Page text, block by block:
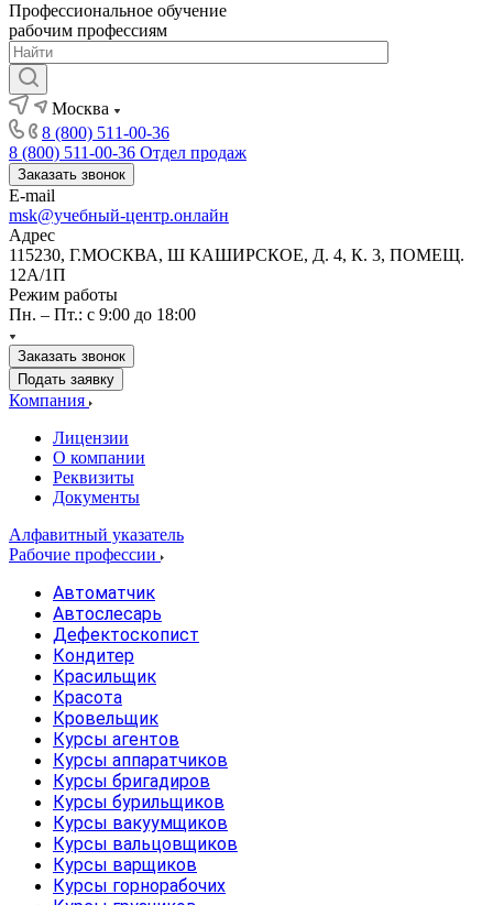
Профессиональное обучение
рабочим профессиям
Москва
8 (800) 511-00-36
8 (800) 511-00-36 Отдел продаж
Заказать звонок
E-mail
msk@учебный-центр.онлайн
Адрес
115230, Г.МОСКВА, Ш КАШИРСКОЕ, Д. 4, К. 3, ПОМЕЩ.
12А/1П
Режим работы
Пн. – Пт.: с 9:00 до 18:00
Заказать звонок
Подать заявку
Компания
Лицензии
О компании
Реквизиты
Документы
Алфавитный указатель
Рабочие профессии
Автоматчик
Автослесарь
Дефектоскопист
Кондитер
Красильщик
Красота
Кровельщик
Курсы агентов
Курсы аппаратчиков
Курсы бригадиров
Курсы бурильщиков
Курсы вакуумщиков
Курсы вальцовщиков
Курсы варщиков
Курсы горнорабочих